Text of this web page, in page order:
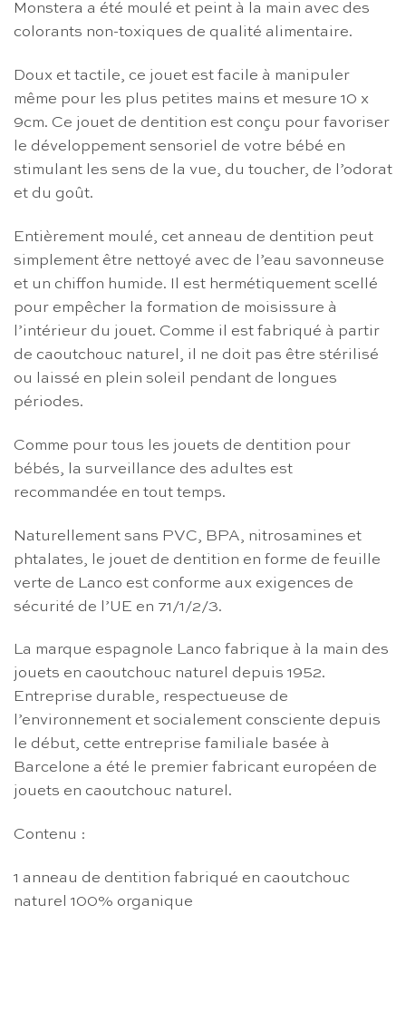
Monstera a été moulé et peint à la main avec des
colorants non-toxiques de qualité alimentaire.
Doux et tactile, ce jouet est facile à manipuler
même pour les plus petites mains et mesure 10 x
9cm. Ce jouet de dentition est conçu pour favoriser
le développement sensoriel de votre bébé en
stimulant les sens de la vue, du toucher, de l’odorat
et du goût.
Entièrement moulé, cet anneau de dentition peut
simplement être nettoyé avec de l’eau savonneuse
et un chiffon humide. Il est hermétiquement scellé
pour empêcher la formation de moisissure à
l’intérieur du jouet. Comme il est fabriqué à partir
de caoutchouc naturel, il ne doit pas être stérilisé
ou laissé en plein soleil pendant de longues
périodes.
Comme pour tous les jouets de dentition pour
bébés, la surveillance des adultes est
recommandée en tout temps.
Naturellement sans PVC, BPA, nitrosamines et
phtalates, le jouet de dentition en forme de feuille
verte de Lanco est conforme aux exigences de
sécurité de l’UE en 71/1/2/3.
La marque espagnole Lanco fabrique à la main des
jouets en caoutchouc naturel depuis 1952.
Entreprise durable, respectueuse de
l’environnement et socialement consciente depuis
le début, cette entreprise familiale basée à
Barcelone a été le premier fabricant européen de
jouets en caoutchouc naturel.
Contenu :
1 anneau de dentition fabriqué en caoutchouc
naturel 100% organique